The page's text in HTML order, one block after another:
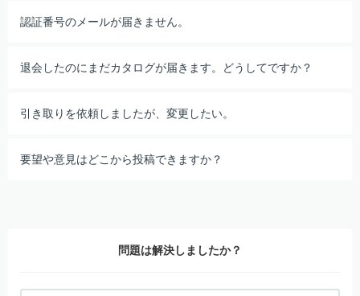
認証番号のメールが届きません。
退会したのにまだカタログが届きます。どうしてですか？
引き取りを依頼しましたが、変更したい。
要望や意見はどこから投稿できますか？
問題は解決しましたか？